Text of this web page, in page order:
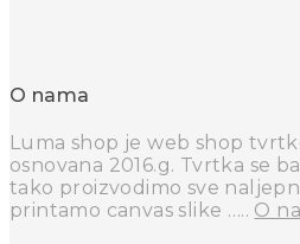
O nama
Luma shop je web shop
osnovana 2016.g. Tvrtka se
tako proizvodimo sve
printamo canvas slike ….. O